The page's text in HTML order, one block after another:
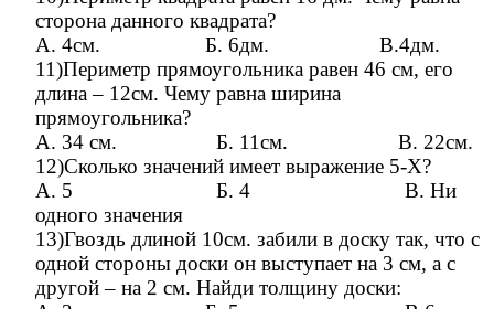
сторона данного квадрата?
А. 4см. Б. 6дм. В.4дм.
11)Периметр прямоугольника равен 46 см, его
длина – 12см. Чему равна ширина
прямоугольника?
А. 34 см. Б. 11см. В. 22см.
12)Сколько значений имеет выражение 5-Х?
А. 5 Б. 4 В. Ни
одного значения
13)Гвоздь длиной 10см. забили в доску так, что с
одной стороны доски он выступает на 3 см, а с
другой – на 2 см. Найди толщину доски: